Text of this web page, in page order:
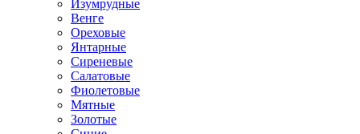
Изумрудные
Венге
Ореховые
Янтарные
Сиреневые
Салатовые
Фиолетовые
Мятные
Золотые